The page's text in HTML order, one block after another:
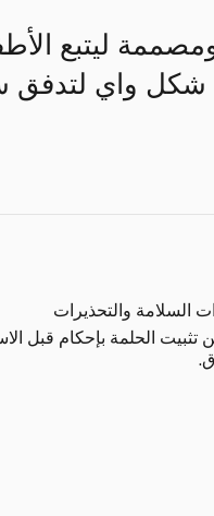
ليتبع
بقَطْع على شكل واي
السلامة والتحذيرات
تثبيت الحلمة بإحكام قبل